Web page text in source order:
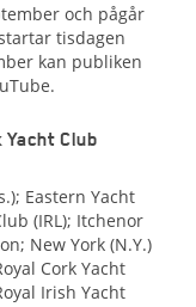
och pågår
tisdagen
kan publiken
Club
Eastern Yacht
(IRL); Itchenor
New York (N.Y.)
Cork Yacht
Irish Yacht